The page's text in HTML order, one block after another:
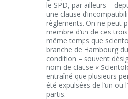
le SPD, par ailleurs –
une clause
règlements. On ne peut
membre d’un de ces
même temps que
branche de Hambourg
condition – souvent
nom de clause «
entraîné que plusieurs
été expulsées de l’un ou
partis.